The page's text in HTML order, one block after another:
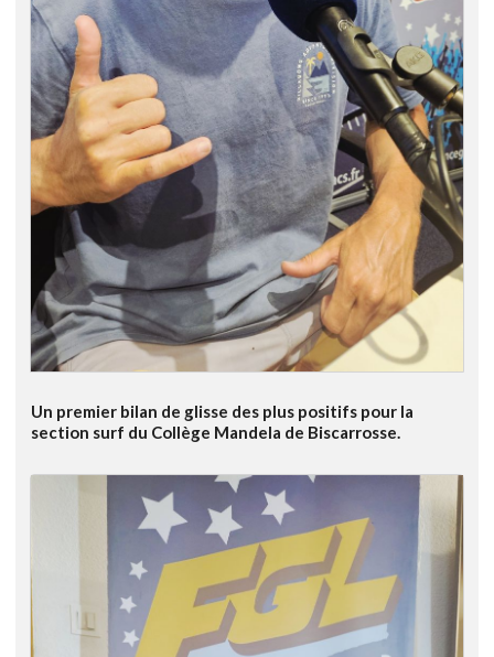
Un premier bilan de glisse des plus positifs pour la
section surf du Collège Mandela de Biscarrosse.